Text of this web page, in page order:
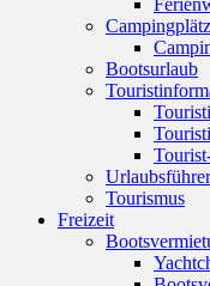
Bootsurlaub
Urlaubsführer
Tourismus
Freizeit